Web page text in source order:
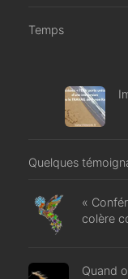
Temps
Quelques
«
colère
Quand